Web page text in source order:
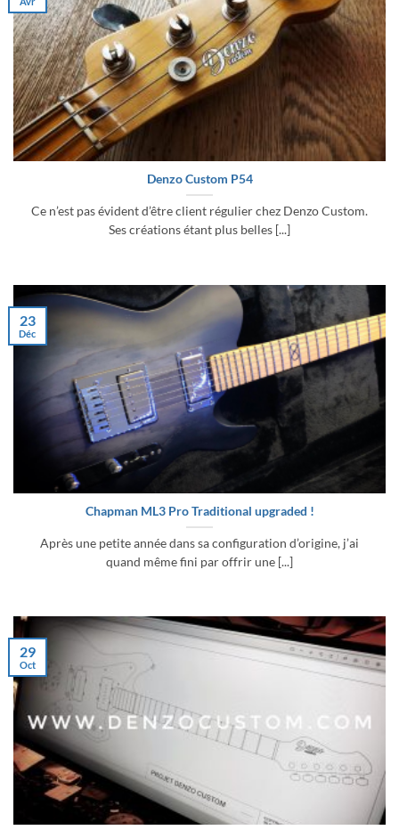
Denzo Custom P54
Ce n’est pas évident d’être client régulier chez Denzo Custom.
Ses créations étant plus belles [...]
Chapman ML3 Pro Traditional upgraded !
Après une petite année dans sa configuration d’origine, j’ai
quand même fini par offrir une [...]
23
Déc
29
Oct